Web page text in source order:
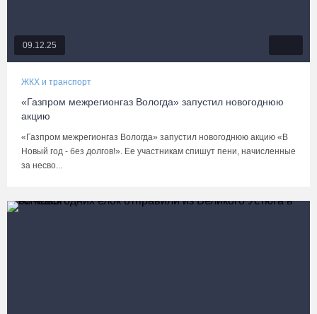
09.12.25
ЖКХ и транспорт
«Газпром межрегионгаз Вологда» запустил новогоднюю
акцию
«Газпром межрегионгаз Вологда» запустил новогоднюю акцию «В
Новый год - без долгов!». Ее участникам спишут пени, начисленные
за несво...